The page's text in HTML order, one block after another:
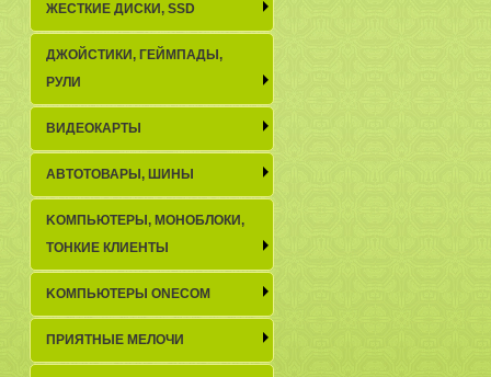
ЖЕСТКИЕ ДИСКИ, SSD
ДЖОЙСТИКИ, ГЕЙМПАДЫ,
РУЛИ
ВИДЕОКАРТЫ
АВТОТОВАРЫ, ШИНЫ
KОМПЬЮТЕРЫ, МОНОБЛОКИ,
ТОНКИЕ КЛИЕНТЫ
KОМПЬЮТЕРЫ ONECOM
ПРИЯТНЫЕ МЕЛОЧИ